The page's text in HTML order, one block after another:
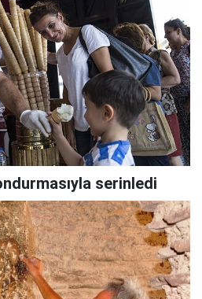
serinledi